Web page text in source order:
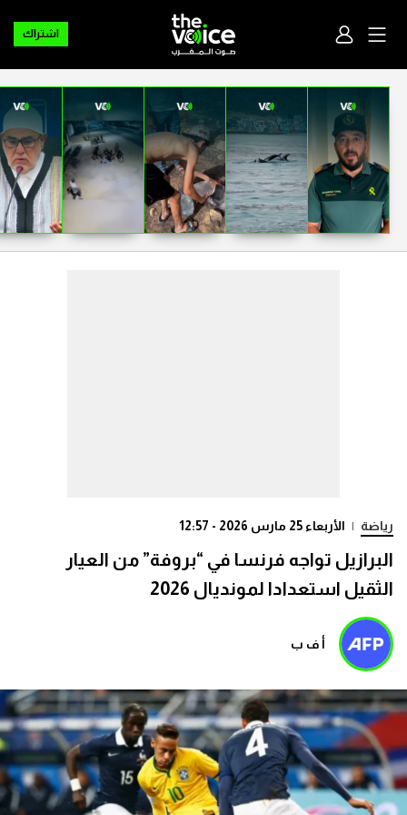
اشتراك
رياضة | الأربعاء 25 مارس 2026 - 12:57
البرازيل تواجه فرنسا في “بروفة” من العيار
الثقيل استعدادا لمونديال 2026
أ ف ب